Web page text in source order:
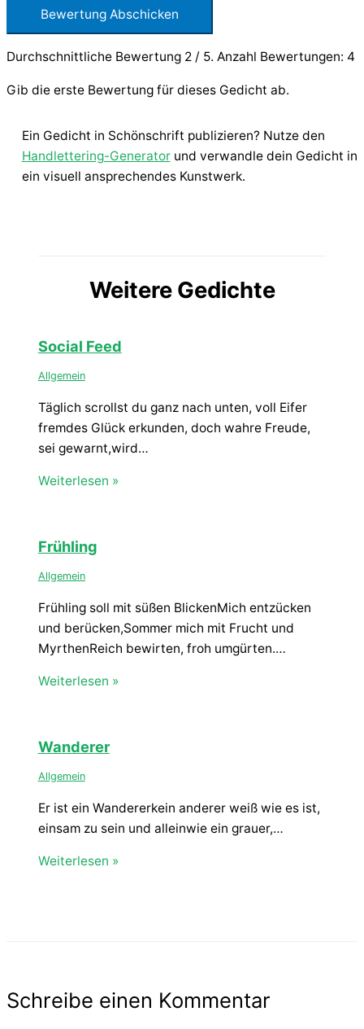
Bewertung Abschicken
Durchschnittliche Bewertung 2 / 5. Anzahl Bewertungen: 4
Gib die erste Bewertung für dieses Gedicht ab.
Ein Gedicht in Schönschrift publizieren? Nutze den
Handlettering-Generatorund verwandle dein Gedicht in
ein visuell ansprechendes Kunstwerk.
Weitere Gedichte
Social Feed
Allgemein
Täglich scrollst du ganz nach unten, voll Eifer
fremdes Glück erkunden, doch wahre Freude,
sei gewarnt,wird…
Weiterlesen »
Frühling
Allgemein
Frühling soll mit süßen BlickenMich entzücken
und berücken,Sommer mich mit Frucht und
MyrthenReich bewirten, froh umgürten.…
Weiterlesen »
Wanderer
Allgemein
Er ist ein Wandererkein anderer weiß wie es ist,
einsam zu sein und alleinwie ein grauer,…
Weiterlesen »
Schreibe einen Kommentar